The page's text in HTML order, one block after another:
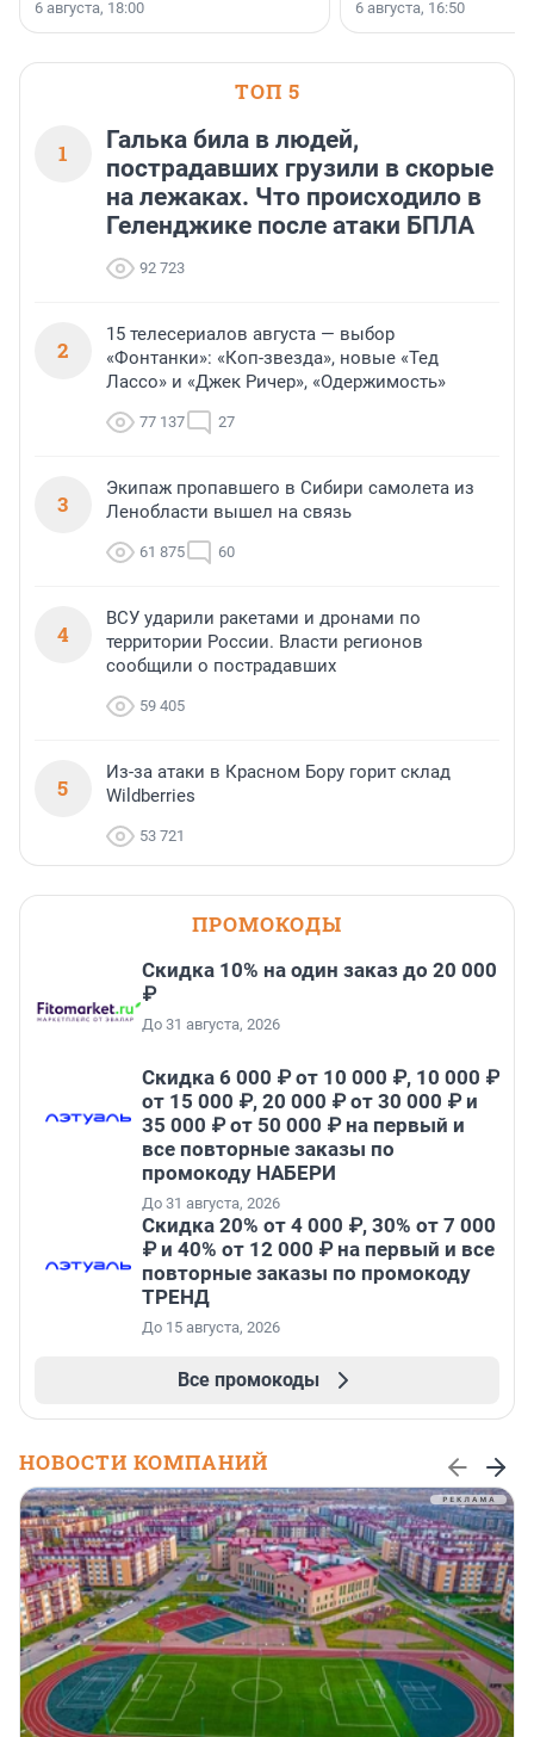
6 августа, 18:00
застройщик
области».
6 августа, 16:50
ТОП 5
1
Галька била в людей,
пострадавших грузили в скорые
на лежаках. Что происходило в
Геленджике после атаки БПЛА
92 723
2
15 телесериалов августа — выбор
«Фонтанки»: «Коп-звезда», новые «Тед
Лассо» и «Джек Ричер», «Одержимость»
77 137 27
3
Экипаж пропавшего в Сибири самолета из
Ленобласти вышел на связь
61 875 60
4
ВСУ ударили ракетами и дронами по
территории России. Власти регионов
сообщили о пострадавших
59 405
5
Из-за атаки в Красном Бору горит склад
Wildberries
53 721
ПРОМОКОДЫ
Скидка 10% на один заказ до 20 000
₽
До 31 августа, 2026
Скидка 6 000 ₽ от 10 000 ₽, 10 000 ₽
от 15 000 ₽, 20 000 ₽ от 30 000 ₽ и
35 000 ₽ от 50 000 ₽ на первый и
все повторные заказы по
промокоду НАБЕРИ
До 31 августа, 2026
Скидка 20% от 4 000 ₽, 30% от 7 000
₽ и 40% от 12 000 ₽ на первый и все
повторные заказы по промокоду
ТРЕНД
До 15 августа, 2026
Все промокоды
НОВОСТИ КОМПАНИЙ